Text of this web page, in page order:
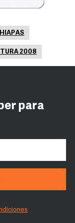
2008
para